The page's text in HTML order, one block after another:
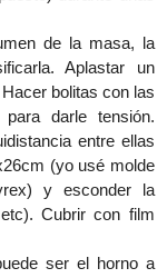
de la masa, la
Aplastar un
bolitas con las
darle tensión.
entre ellas
(yo usé molde
y esconder la
Cubrir con film
ser el horno a